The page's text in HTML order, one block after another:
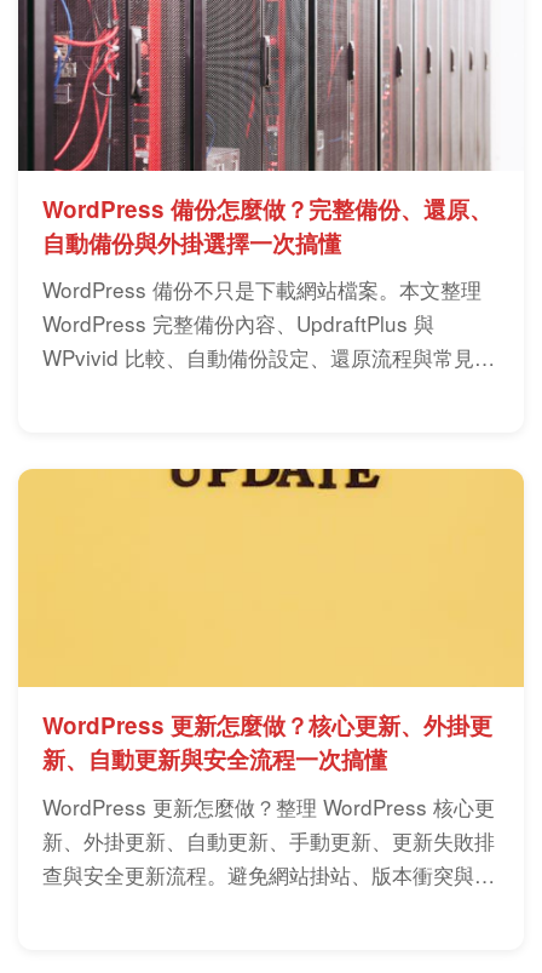
WordPress 備份怎麼做？完整備份、還原、
自動備份與外掛選擇一次搞懂
WordPress 備份不只是下載網站檔案。本文整理
WordPress 完整備份內容、UpdraftPlus 與
WPvivid 比較、自動備份設定、還原流程與常見風
WordPress 更新怎麼做？核心更新、外掛更
新、自動更新與安全流程一次搞懂
WordPress 更新怎麼做？整理 WordPress 核心更
新、外掛更新、自動更新、手動更新、更新失敗排
查與安全更新流程。避免網站掛站、版本衝突與漏